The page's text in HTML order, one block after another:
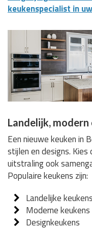
keukenspecialist in
Landelijk, modern
Een nieuwe keuken in
stijlen en designs.
uitstraling ook
Populaire keukens zijn:
Landelijke keukens
Moderne keukens
Designkeukens